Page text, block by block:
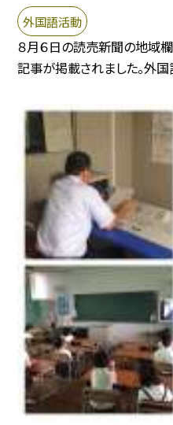
外国語活動
８月６日の読売新聞の地域
記事が掲載されました。外国